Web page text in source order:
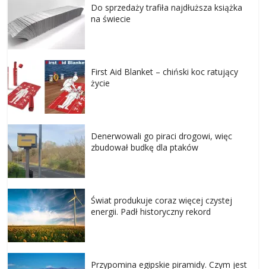
Do sprzedaży trafiła najdłuższa książka
na świecie
First Aid Blanket – chiński koc ratujący
życie
Denerwowali go piraci drogowi, więc
zbudował budkę dla ptaków
Świat produkuje coraz więcej czystej
energii. Padł historyczny rekord
Przypomina egipskie piramidy. Czym jest